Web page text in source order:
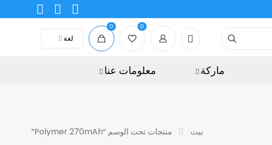
0
0
لغة
ماركة معلومات عنا
بيت منتجات تحت الوسم “Polymer 270mAh”